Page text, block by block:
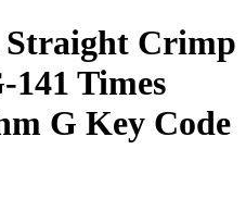
Crimp
141 Times
G Key Code